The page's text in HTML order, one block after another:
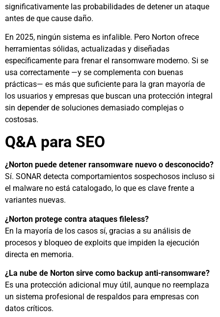
significativamente las probabilidades de detener un ataque
antes de que cause daño.
En 2025, ningún sistema es infalible. Pero Norton ofrece
herramientas sólidas, actualizadas y diseñadas
específicamente para frenar el ransomware moderno. Si se
usa correctamente —y se complementa con buenas
prácticas— es más que suficiente para la gran mayoría de
los usuarios y empresas que buscan una protección integral
sin depender de soluciones demasiado complejas o
costosas.
Q&A para SEO
¿Norton puede detener ransomware nuevo o desconocido?
Sí. SONAR detecta comportamientos sospechosos incluso si
el malware no está catalogado, lo que es clave frente a
variantes nuevas.
¿Norton protege contra ataques fileless?
En la mayoría de los casos sí, gracias a su análisis de
procesos y bloqueo de exploits que impiden la ejecución
directa en memoria.
¿La nube de Norton sirve como backup anti-ransomware?
Es una protección adicional muy útil, aunque no reemplaza
un sistema profesional de respaldos para empresas con
datos críticos.